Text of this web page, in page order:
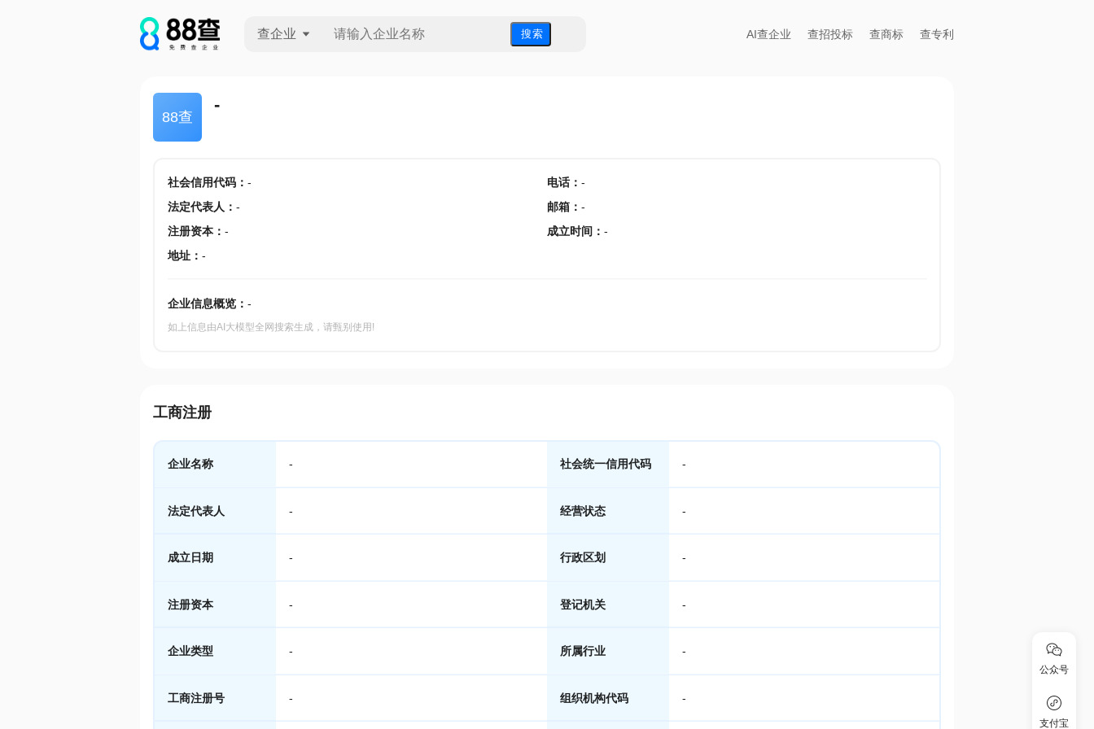
查企业 搜 索 AI查企业 查招投标 查商标 查专利
88查
-
社会信用代码： - 电话： -
法定代表人 ： - 邮箱 ： -
注册资本： - 成立时间 ： -
地址： -
企业信息概览： -
如上信息由AI大模型全网搜索生成，请甄别使用!
工商注册
企业名称 - 社会统一信用代码 -
法定代表人 - 经营状态 -
成立日期 - 行政区划 -
注册资本 - 登记机关 -
企业类型 - 所属行业 -
工商注册号 - 组织机构代码 -
公众号
支付宝